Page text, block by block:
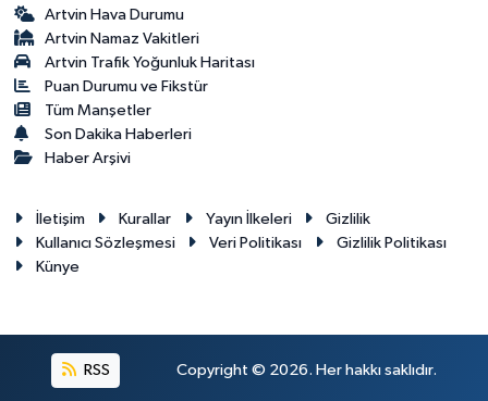
Artvin Hava Durumu
Artvin Namaz Vakitleri
Artvin Trafik Yoğunluk Haritası
Puan Durumu ve Fikstür
Tüm Manşetler
Son Dakika Haberleri
Haber Arşivi
İletişim Kurallar Yayın İlkeleri
Gizlilik
Kullanıcı Sözleşmesi
Veri Politikası
Gizlilik Politikası
Künye
RSS Copyright © 2026. Her hakkı saklıdır.